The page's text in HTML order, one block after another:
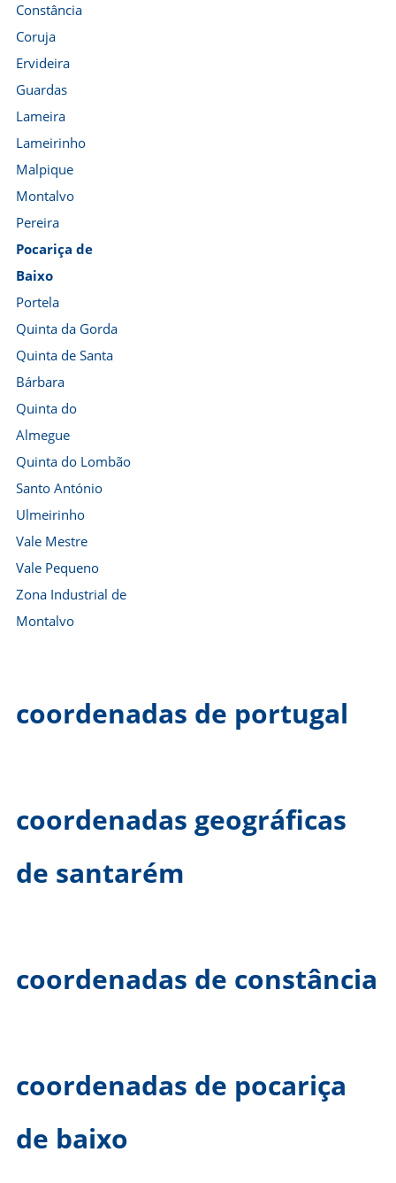
Constância
Coruja
Ervideira
Guardas
Lameira
Lameirinho
Malpique
Montalvo
Pereira
Pocariça de
Baixo
Portela
Quinta da Gorda
Quinta de Santa
Bárbara
Quinta do
Almegue
Quinta do Lombão
Santo António
Ulmeirinho
Vale Mestre
Vale Pequeno
Zona Industrial de
Montalvo
coordenadas de portugal
coordenadas geográficas
de santarém
coordenadas de constância
coordenadas de pocariça
de baixo